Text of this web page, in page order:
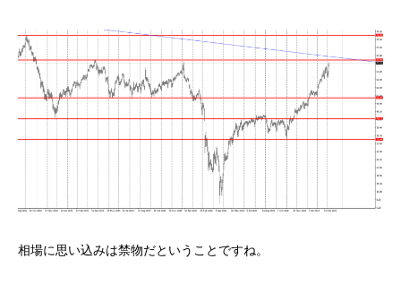
相場に思い込みは禁物だということですね。